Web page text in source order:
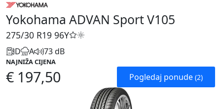
Yokohama ADVAN Sport V105
275/30 R19 96Y
D A 73 dB
NAJNIŽA CIJENA
€ 197,50 Pogledaj ponude (2)